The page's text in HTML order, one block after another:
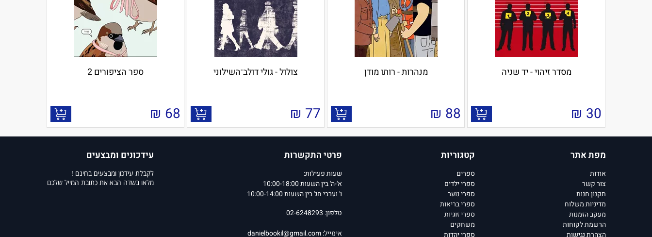
מסדר זיהוי - יד שניה
30
₪
מנהרות - רותו מודן
88
₪
צולול - גולי דולב־השילוני
77
₪
ספר הציפורים 2
68
₪
מפת אתר
אודות
צור קשר
תקנון חנות
מדיניות משלוח
מעקב הזמנות
הרשמת לקוחות
הצהרת נגישות
קטגוריות
ספרים
ספרי ילדים
ספרי נוער
ספרי בריאות
ספרי זוגיות
משחקים
ספרי יהדות
פרטי התקשרות
שעות פעילות:
א'-ה' בין השעות 10:00-18:00
ו' וערבי חג' בין השעות 10:00-14:00
טלפון: 02-6248293
אימייל:danielbookil@gmail.com
עידכונים ומבצעים
לקבלת עידכון ומבצעים בחינם !
מלאו בשדה הבא את כתובת המייל שלכם